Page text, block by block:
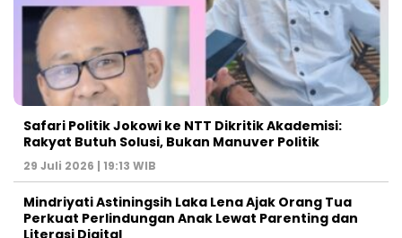
Safari Politik Jokowi ke NTT Dikritik Akademisi:
Rakyat Butuh Solusi, Bukan Manuver Politik
29 Juli 2026 | 19:13 WIB
Mindriyati Astiningsih Laka Lena Ajak Orang Tua
Perkuat Perlindungan Anak Lewat Parenting dan
Literasi Digital